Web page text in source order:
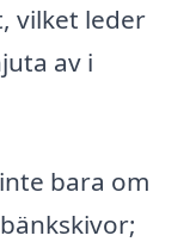
vilket leder
av i
bara om